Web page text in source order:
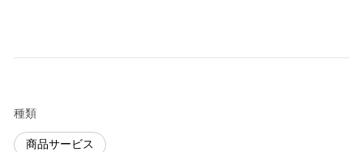
種類
商品サービス